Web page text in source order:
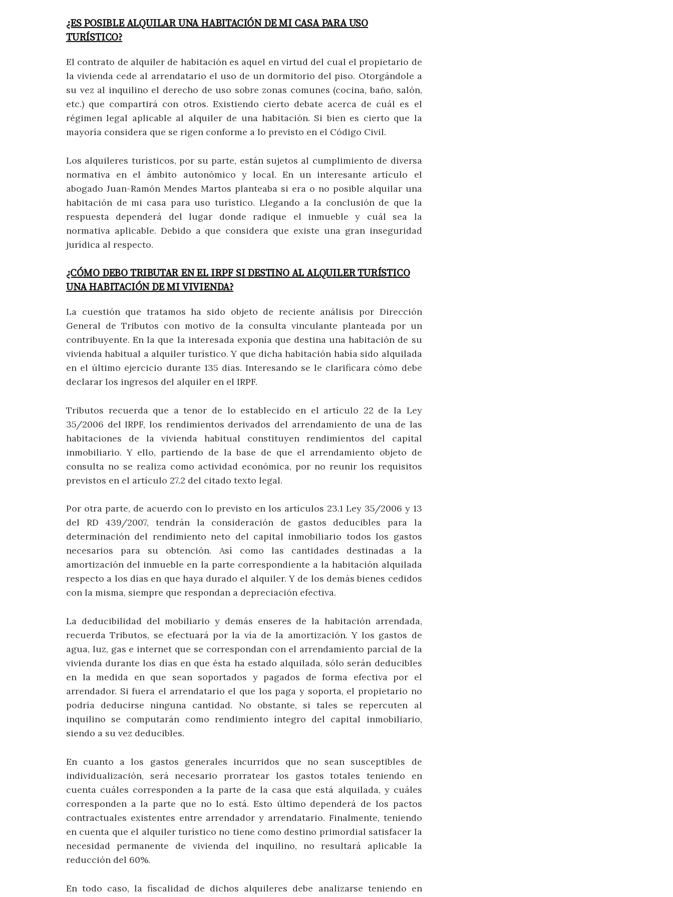
¿ES POSIBLE ALQUILAR UNA HABITACIÓN DE MI CASA PARA USO
TURÍSTICO?
El contrato de alquiler de habitación es aquel en virtud del cual el propietario de
la vivienda cede al arrendatario el uso de un dormitorio del piso. Otorgándole a
su vez al inquilino el derecho de uso sobre zonas comunes (cocina, baño, salón,
etc.) que compartirá con otros. Existiendo cierto debate acerca de cuál es el
régimen legal aplicable al alquiler de una habitación. Si bien es cierto que la
mayoría considera que se rigen conforme a lo previsto en el Código Civil.
Los alquileres turísticos, por su parte, están sujetos al cumplimiento de diversa
normativa en el ámbito autonómico y local. En un interesante artículo el
abogado Juan-Ramón Mendes Martos planteaba si era o no posible alquilar una
habitación de mi casa para uso turístico. Llegando a la conclusión de que la
respuesta dependerá del lugar donde radique el inmueble y cuál sea la
normativa aplicable. Debido a que considera que existe una gran inseguridad
jurídica al respecto.
¿CÓMO DEBO TRIBUTAR EN EL IRPF SI DESTINO AL ALQUILER TURÍSTICO
UNA HABITACIÓN DE MI VIVIENDA?
La cuestión que tratamos ha sido objeto de reciente análisis por Dirección
General de Tributos con motivo de la consulta vinculante planteada por un
contribuyente. En la que la interesada exponía que destina una habitación de su
vivienda habitual a alquiler turístico. Y que dicha habitación había sido alquilada
en el último ejercicio durante 135 días. Interesando se le clarificara cómo debe
declarar los ingresos del alquiler en el IRPF.
Tributos recuerda que a tenor de lo establecido en el artículo 22 de la Ley
35/2006 del IRPF, los rendimientos derivados del arrendamiento de una de las
habitaciones de la vivienda habitual constituyen rendimientos del capital
inmobiliario. Y ello, partiendo de la base de que el arrendamiento objeto de
consulta no se realiza como actividad económica, por no reunir los requisitos
previstos en el artículo 27.2 del citado texto legal.
Por otra parte, de acuerdo con lo previsto en los artículos 23.1 Ley 35/2006 y 13
del RD 439/2007, tendrán la consideración de gastos deducibles para la
determinación del rendimiento neto del capital inmobiliario todos los gastos
necesarios para su obtención. Así como las cantidades destinadas a la
amortización del inmueble en la parte correspondiente a la habitación alquilada
respecto a los días en que haya durado el alquiler. Y de los demás bienes cedidos
con la misma, siempre que respondan a depreciación efectiva.
La deducibilidad del mobiliario y demás enseres de la habitación arrendada,
recuerda Tributos, se efectuará por la vía de la amortización. Y los gastos de
agua, luz, gas e internet que se correspondan con el arrendamiento parcial de la
vivienda durante los días en que ésta ha estado alquilada, sólo serán deducibles
en la medida en que sean soportados y pagados de forma efectiva por el
arrendador. Si fuera el arrendatario el que los paga y soporta, el propietario no
podría deducirse ninguna cantidad. No obstante, si tales se repercuten al
inquilino se computarán como rendimiento íntegro del capital inmobiliario,
siendo a su vez deducibles.
En cuanto a los gastos generales incurridos que no sean susceptibles de
individualización, será necesario prorratear los gastos totales teniendo en
cuenta cuáles corresponden a la parte de la casa que está alquilada, y cuáles
corresponden a la parte que no lo está. Esto último dependerá de los pactos
contractuales existentes entre arrendador y arrendatario. Finalmente, teniendo
en cuenta que el alquiler turístico no tiene como destino primordial satisfacer la
necesidad permanente de vivienda del inquilino, no resultará aplicable la
reducción del 60%.
En todo caso, la fiscalidad de dichos alquileres debe analizarse teniendo en